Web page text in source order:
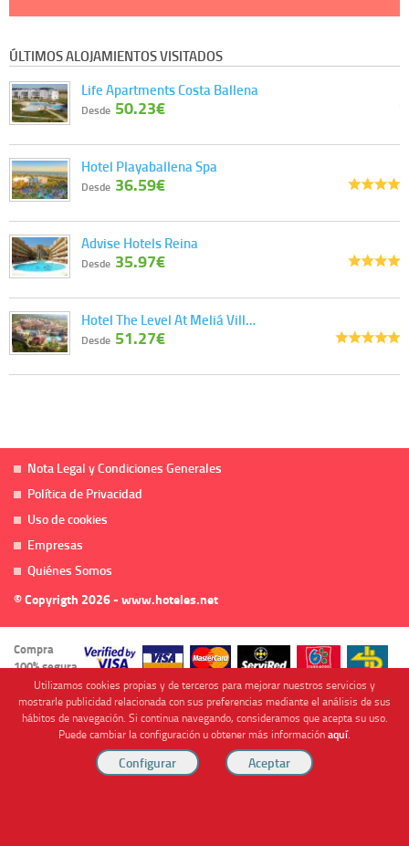
ÚLTIMOS ALOJAMIENTOS VISITADOS
Life Apartments Costa Ballena
Desde 50.23€
Hotel Playaballena Spa
Desde 36.59€
Advise Hotels Reina
Desde 35.97€
Hotel The Level At Meliá Vill…
Desde 51.27€
Nota Legal y Condiciones Generales
Política de Privacidad
Uso de cookies
Empresas
Quiénes Somos
© Copyrigth 2026 - www.hoteles.net
Compra
100% segura
Cofinanciado por
Utilizamos cookies propias y de terceros para mejorar nuestros servicios y
mostrarle publicidad relacionada con sus preferencias mediante el análisis de sus
hábitos de navegación. Si continua navegando, consideramos que acepta su uso.
Puede cambiar la configuración u obtener más informaciónaquí.